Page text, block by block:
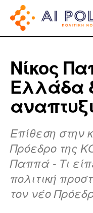
Νίκος
Ελλάδα
Επίθεση στην
Πρόεδρο της
Παππά - Τι
πολιτική
τον νέο